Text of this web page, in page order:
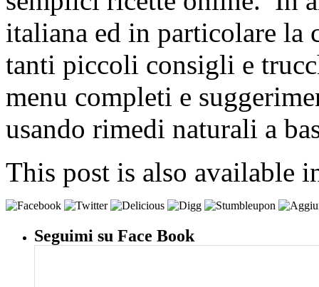
italiana ed in particolare la
tanti piccoli consigli e
menu completi e
usando rimedi naturali a
This post is also available
Seguimi su Face Book